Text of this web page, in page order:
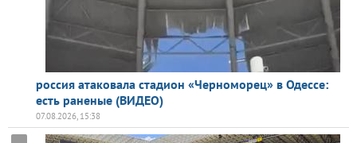
россия атаковала стадион «Черноморец» в Одессе:
есть раненые (ВИДЕО)
07.08.2026, 15:38